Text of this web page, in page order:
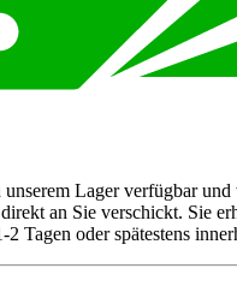
Lager verfügbar
an Sie verschickt. Sie
2 Tagen oder spätestens